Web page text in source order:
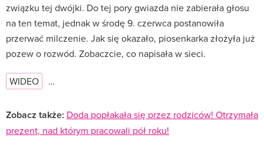
związku tej dwójki. Do tej pory gwiazda nie zabierała głosu
na ten temat, jednak w środę 9. czerwca postanowiła
przerwać milczenie. Jak się okazało, piosenkarka złożyła już
pozew o rozwód. Zobaczcie, co napisała w sieci.
WIDEO …
Zobacz także: Doda popłakała się przez rodziców! Otrzymała
prezent, nad którym pracowali pół roku!